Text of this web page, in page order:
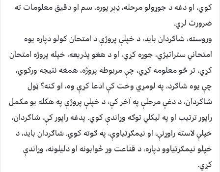
کوي، او دغه د جوړولو مرحله، ډېر پوره، سم او دقیق معلومات ته
ضرورت لري.
وروسته، شاګردان باید، د خپلې پروژې د امتحان کولو دپاره یوه
امتحاني ستراتیژي، جوړه کړي، او د هغو پذریعه، خپله پروژه امتحان
کړي، تر څو معلومه کړي، چې مربوطه پروژه، همغه نتیجه ورکوي،
چې یوه شاګرد، په لومړي وخت کې ادعا کړې وه، او کنه؟ ټول
شاګردان، د دغې مرحلې په آخر کې، د خپلې پروژې په هکله یو مکمل
راپور ترتیب او په لیکلي توګه وړاندې کوي. پدغه راپور کې، شاګردان،
خپلې لاسته راوړنې، او نیمګړتیاوې، په ګوته کوي. شاګردان باید، د
خپلو نیمګړتیاوو دپاره، د قناعت وړ ځوابونه او دلیلونه، وړاندې
کړي.